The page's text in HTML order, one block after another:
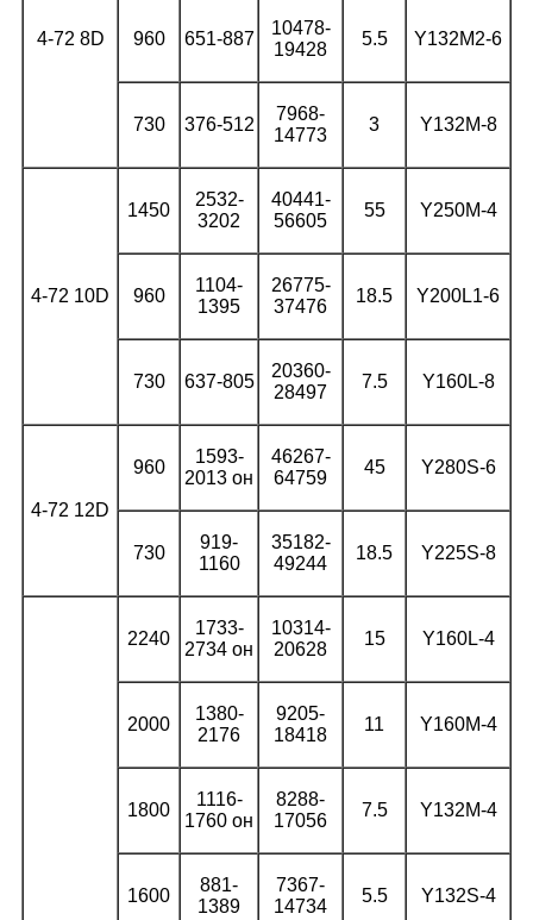
4-72 8D 960 651-887
10478-
19428
5.5 Y132M2-6
730 376-512
7968-
14773
3 Y132M-8
4-72 10D
1450
2532-
3202
40441-
56605
55 Y250M-4
960
1104-
1395
26775-
37476
18.5 Y200L1-6
730 637-805
20360-
28497
7.5 Y160L-8
4-72 12D
960
1593-
2013 он
46267-
64759
45 Y280S-6
730
919-
1160
35182-
49244
18.5 Y225S-8
2240
1733-
2734 он
10314-
20628
15 Y160L-4
2000
1380-
2176
9205-
18418
11 Y160M-4
1800
1116-
1760 он
8288-
17056
7.5 Y132M-4
1600
881-
1389
7367-
14734
5.5 Y132S-4